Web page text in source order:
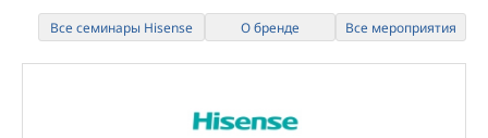
Все семинары Hisense О бренде Все мероприятия